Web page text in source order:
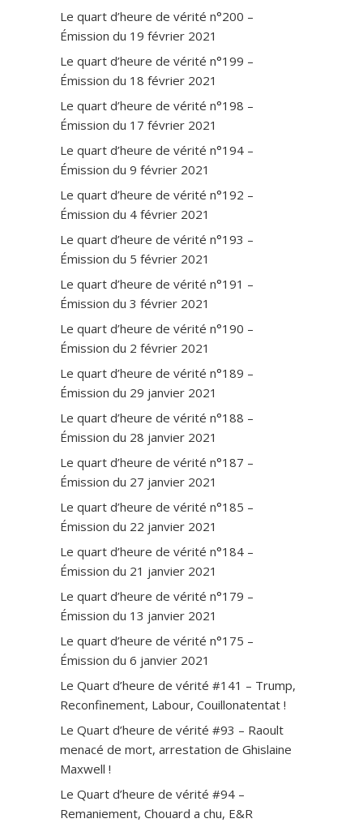
Le quart d’heure de vérité n°200 –
Émission du 19 février 2021
Le quart d’heure de vérité n°199 –
Émission du 18 février 2021
Le quart d’heure de vérité n°198 –
Émission du 17 février 2021
Le quart d’heure de vérité n°194 –
Émission du 9 février 2021
Le quart d’heure de vérité n°192 –
Émission du 4 février 2021
Le quart d’heure de vérité n°193 –
Émission du 5 février 2021
Le quart d’heure de vérité n°191 –
Émission du 3 février 2021
Le quart d’heure de vérité n°190 –
Émission du 2 février 2021
Le quart d’heure de vérité n°189 –
Émission du 29 janvier 2021
Le quart d’heure de vérité n°188 –
Émission du 28 janvier 2021
Le quart d’heure de vérité n°187 –
Émission du 27 janvier 2021
Le quart d’heure de vérité n°185 –
Émission du 22 janvier 2021
Le quart d’heure de vérité n°184 –
Émission du 21 janvier 2021
Le quart d’heure de vérité n°179 –
Émission du 13 janvier 2021
Le quart d’heure de vérité n°175 –
Émission du 6 janvier 2021
Le Quart d’heure de vérité #141 – Trump,
Reconfinement, Labour, Couillonatentat !
Le Quart d’heure de vérité #93 – Raoult
menacé de mort, arrestation de Ghislaine
Maxwell !
Le Quart d’heure de vérité #94 –
Remaniement, Chouard a chu, E&R